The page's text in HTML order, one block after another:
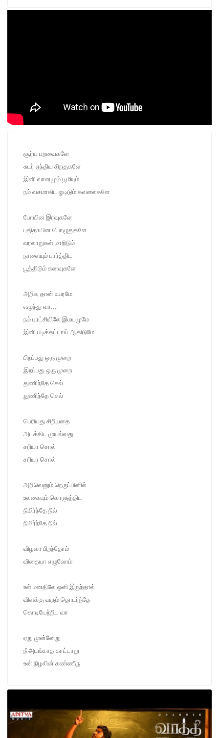
சூர்ய பறவைகளே
சுடர் ஏந்திய சிறகுகளே
இனி வானமும் பூமியும்
நம் வசமாகிட ஓடிடும் கவலைகளே
போயின இரவுகளே
புதிதாயின பொழுதுகளே
வரலாறுகள் மாறிடும்
நாளையும் பார்த்திட
பூத்திடும் கனவுகளே
அறிவு தான் உயரமே
எழுந்து வா….
நம் புரட்சியிலே இமயமுமே
இனி படிக்கட்டாய் ஆகிடுமே
பிறப்பது ஒரு முறை
இறப்பது ஒரு முறை
துணிந்தே செல்
துணிந்தே செல்
பெரியது சிறியதை
அடக்கிட முயல்வது
சரியா சொல்
சரியா சொல்
அறிவெனும் நெருப்பினில்
உலகையும் கொளுத்திட
நிமிர்ந்தே நில்
நிமிர்ந்தே நில்
விழவா பிறந்தோம்
விதையா எழுவோம்
உள் மனதிலே ஒளி இருந்தால்
விளக்கு வரும் தொடர்ந்தே
கொடியேற்றிட வா
ஏறு முன்னேறு
நீ அடங்காத காட்டாறு
உன் நிழலின் கண்ணீரு